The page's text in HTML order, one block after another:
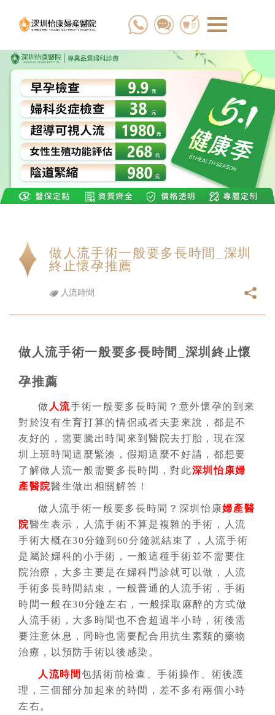
做人流手術一般要多長時間_深圳
終止懷孕推薦
人流時間
做人流手術一般要多長時間_深圳終止懷
孕推薦
做 人流手術一般要多長時間？意外懷孕的到來
對於沒有生育打算的情侶或者夫妻來說，都是不
友好的，需要騰出時間來到醫院去打胎，現在深
圳上班時間這麼緊湊，假期這麼不好請，都想要
了解做人流一般需要多長時間，對此深圳怡康婦
產醫院醫生做出相關解答！
做人流手術一般要多長時間？深圳怡康婦產醫
院醫生表示，人流手術不算是複雜的手術，人流
手術大概在30分鐘到60分鐘就結束了，人流手術
是屬於婦科的小手術，一般這種手術並不需要住
院治療，大多主要是在婦科門診就可以做，人流
手術多長時間結束，一般普通的人流手術，手術
時間一般在30分鐘左右，一般採取麻醉的方式做
人流手術，大多時間也不會超過半小時，術後需
要注意休息，同時也需要配合用抗生素類的藥物
治療，以預防手術以後感染。
人流時間 包括術前檢查、手術操作、術後護
理，三個部分加起來的時間，差不多有兩個小時
左右。